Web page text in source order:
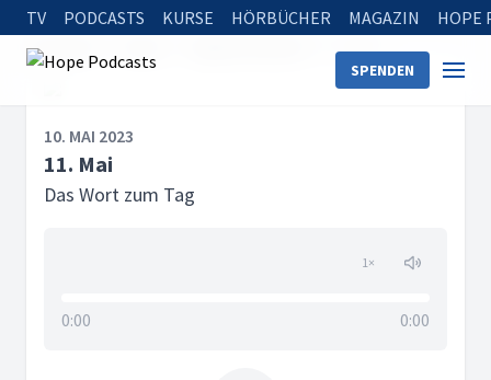
TV PODCASTS KURSE HÖRBÜCHER MAGAZIN HOPE
SPENDEN
Startseite 11. Mai
10. MAI 2023
11. Mai
Das Wort zum Tag
1×
0:00 0:00